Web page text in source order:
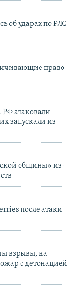
об ударах по РЛС
право
атаковали
запускали из
общины» из-
после атаки
взрывы, на
с детонацией